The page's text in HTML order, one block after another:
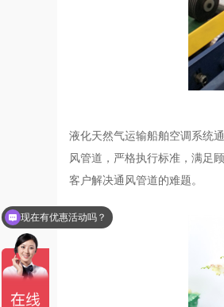
液化天然气运输船舶空调系统
风管道，严格执行标准，满足
客户解决通风管道的难题。
可以介绍下你们的产品么？
现在有优惠活动吗？